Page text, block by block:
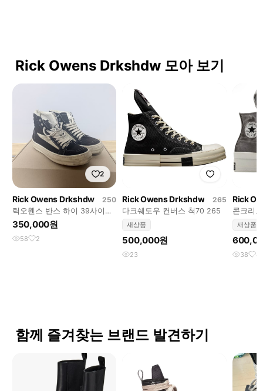
Rick Owens Drkshdw 모아 보기
2
Rick Owens Drkshdw
250
릭오웬스 반스 하이 39사이즈
풀박스
350,000원
58 2
Rick Owens Drkshdw
265
다크쉐도우 컨버스 척70 265
새상품
500,000원
23
Rick
콘크리
270
새상품
38 4
함께 즐겨찾는 브랜드 발견하기